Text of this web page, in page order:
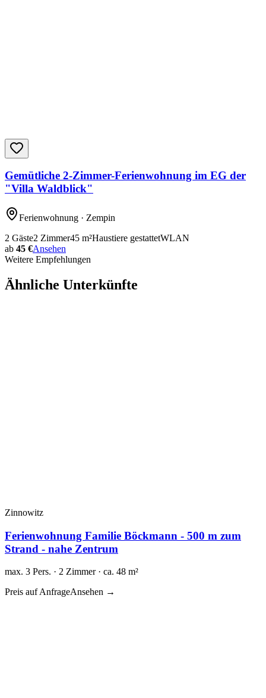
Gemütliche 2-Zimmer-Ferienwohnung im EG der
"Villa Waldblick"
Ferienwohnung · Zempin
2 Gäste2 Zimmer45 m²Haustiere gestattetWLAN
ab 45 €Ansehen
Weitere Empfehlungen
Ähnliche Unterkünfte
Zinnowitz
Ferienwohnung Familie Böckmann - 500 m zum
Strand - nahe Zentrum
max. 3 Pers. · 2 Zimmer · ca. 48 m²
Preis auf AnfrageAnsehen →